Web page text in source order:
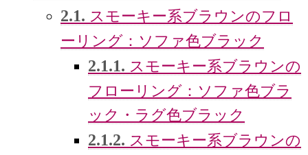
2.1. スモーキー系ブラウンのフロ
ーリング：ソファ色ブラック
2.1.1. スモーキー系ブラウンの
フローリング：ソファ色ブラ
ック・ラグ色ブラック
2.1.2. スモーキー系ブラウンの